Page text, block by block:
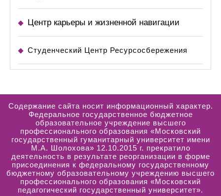
Центр карьеры и жизненной навигации
Студенческий Центр Ресурсосбережения
Содержание сайта носит информационный характер.
Федеральное государственное бюджетное
образовательное учреждение высшего
профессионального образования «Московский
государственный гуманитарный университет имени
М.А. Шолохова» 12.10.2015 г. прекратило
деятельность в результате реорганизации в форме
присоединения к федеральному государственному
бюджетному образовательному учреждению высшего
профессионального образования «Московский
педагогический государственный университет».